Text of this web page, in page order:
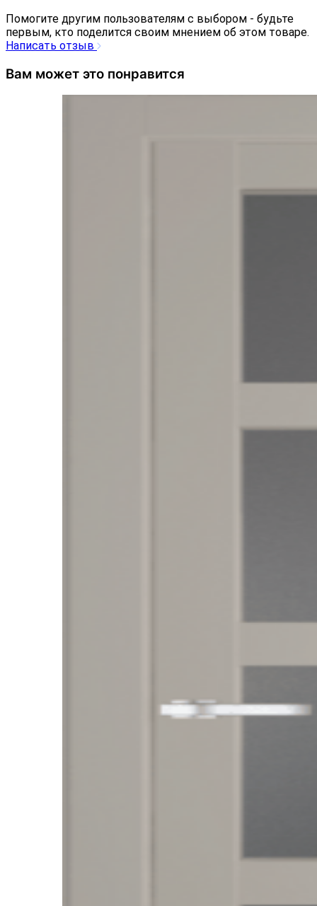
Помогите другим пользователям с выбором - будьте
первым, кто поделится своим мнением об этом товаре.
Написать отзыв
Вам может это понравится